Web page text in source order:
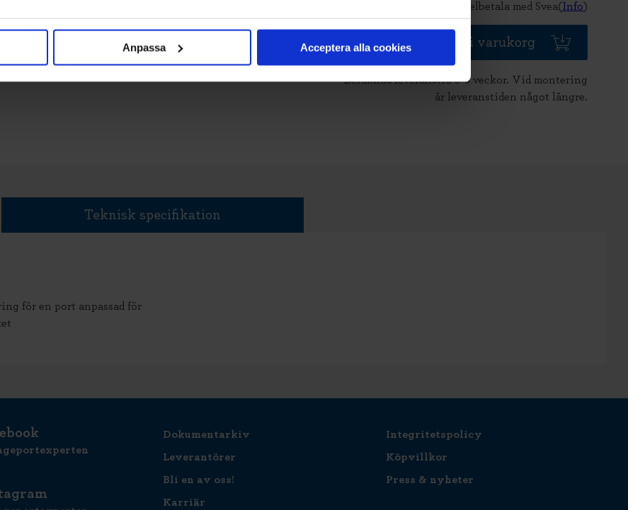
Anpassa Acceptera alla cookies
Delbetala med Svea(Info)
Lägg i varukorg
Beräknad leveranstid 6-8 veckor. Vid montering
är leveranstiden något längre.
för en port anpassad för
Teknisk specifikation
Dokumentarkiv
Leverantörer
Bli en av oss!
Karriär
Integritetspolicy
Köpvillkor
Press & nyheter